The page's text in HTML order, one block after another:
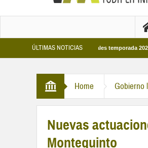
ÚLTIMAS NOTICIAS
Cubiertas Municipales temporada 2026-2027
Home Gobierno
Nuevas
Montequinto